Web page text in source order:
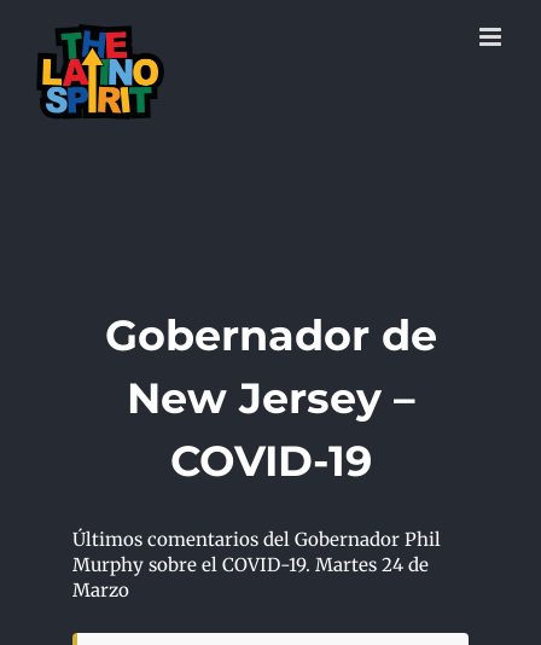
content
Gobernador de
New Jersey –
COVID-19
Últimos comentarios del Gobernador Phil
Murphy sobre el COVID-19. Martes 24 de
Marzo